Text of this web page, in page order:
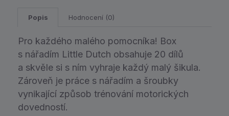
Popis Hodnocení (0)
Pro každého malého pomocníka! Box
s nářadím Little Dutch obsahuje 20 dílů
a skvěle si s ním vyhraje každý malý šikula.
Zároveň je práce s nářadím a šroubky
vynikající způsob trénování motorických
dovedností.